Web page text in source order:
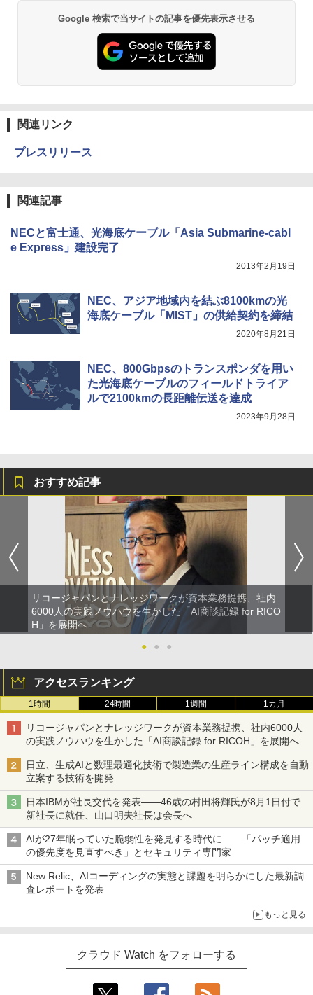
Google 検索で当サイトの記事を優先表示させる
関連リンク
プレスリリース
関連記事
NECと富士通、光海底ケーブル「Asia Submarine-cabl
e Express」建設完了
2013年2月19日
NEC、アジア地域内を結ぶ8100kmの光
海底ケーブル「MIST」の供給契約を締結
2020年8月21日
NEC、800Gbpsのトランスポンダを用い
た光海底ケーブルのフィールドトライア
ルで2100kmの長距離伝送を達成
2023年9月28日
おすすめ記事
リコージャパンとナレッジワークが資本業務提携、社内
6000人の実践ノウハウを生かした「AI商談記録 for RICO
H」を展開へ
●
● ●
アクセスランキング
1時間 24時間 1週間 1カ月
リコージャパンとナレッジワークが資本業務提携、社内6000人
の実践ノウハウを生かした「AI商談記録 for RICOH」を展開へ
日立、生成AIと数理最適化技術で製造業の生産ライン構成を自動
立案する技術を開発
日本IBMが社長交代を発表――46歳の村田将輝氏が8月1日付で
新社長に就任、山口明夫社長は会長へ
AIが27年眠っていた脆弱性を発見する時代に――「パッチ適用
の優先度を見直すべき」とセキュリティ専門家
New Relic、AIコーディングの実態と課題を明らかにした最新調
査レポートを発表
もっと見る
クラウド Watch をフォローする